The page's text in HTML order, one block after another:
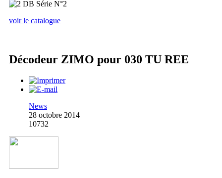
voir le catalogue
Décodeur ZIMO pour 030 TU REE
News
28 octobre 2014
10732